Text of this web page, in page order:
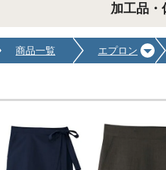
加工品・
商品一覧 エプロン